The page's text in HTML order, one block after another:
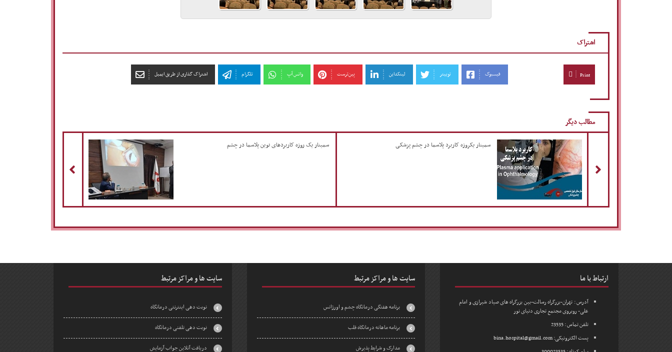
اشتراک
Print فیسبوک توییتر لینکداین ‫پین‌ترست واتس آپ تلگرام اشتراک گذاری از طریق ایمیل
مطالب دیگر
سمینار یکروزه کاربرد پلاسما در چشم پزشکی
مطلب قبلی
سمینار یک روزه کاربردهای نوین پلاسما در چشم
سایت ها و مراکز مرتبط
نوبت دهی اینترنتی درمانگاه
نوبت دهی تلفنی درمانگاه
دریافت آنلاین جواب آزمایش
سایت ها و مراکز مرتبط
برنامه هفتگی درمانگاه چشم و اورژانس
برنامه ماهانه درمانگاه قلب
مدارک و شرایط پذیرش
ارتباط با ما
آدرس : تهران-بزرگراه رسالت-بین بزرگراه های صیاد شیرازی و امام
علی- روبروی مجتمع تجاری دنیای نور
تلفن تماس : 23535
پست الکترونیکی: bina.hospital@gmail.com